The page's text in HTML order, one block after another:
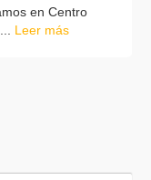
en Centro
Leer más